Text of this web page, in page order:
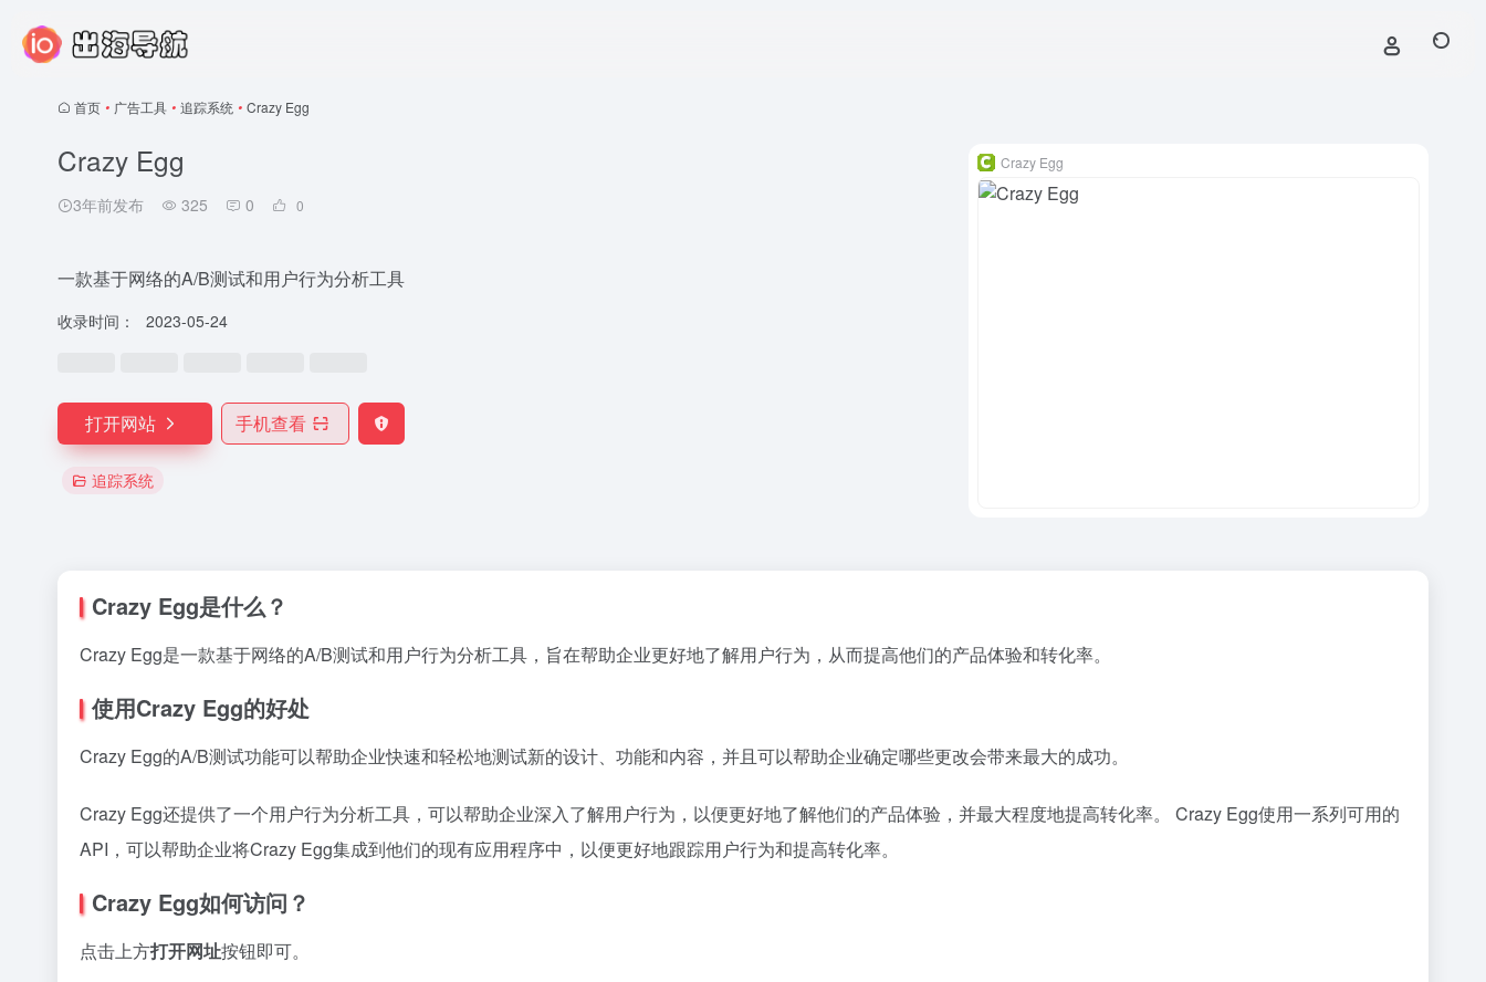
首页 • 广告工具 • 追踪系统 • Crazy Egg
Crazy Egg
3年前发布 325 0 0
一款基于网络的A/B测试和用户行为分析工具
收录时间： 2023-05-24
打开网站 手机查看
追踪系统
Crazy Egg
Crazy Egg是什么？
Crazy Egg是一款基于网络的A/B测试和用户行为分析工具，旨在帮助企业更好地了解用户行为，从而提高他们的产品体验和转化率。
使用Crazy Egg的好处
Crazy Egg的A/B测试功能可以帮助企业快速和轻松地测试新的设计、功能和内容，并且可以帮助企业确定哪些更改会带来最大的成功。
Crazy Egg还提供了一个用户行为分析工具，可以帮助企业深入了解用户行为，以便更好地了解他们的产品体验，并最大程度地提高转化率。 Crazy Egg使用一系列可用的
API，可以帮助企业将Crazy Egg集成到他们的现有应用程序中，以便更好地跟踪用户行为和提高转化率。
Crazy Egg如何访问？
点击上方打开网址按钮即可。